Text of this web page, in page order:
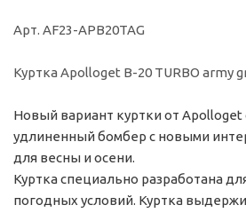
Арт. AF23-APB20TAG
Куртка Apolloget B-20 TURBO army
Новый вариант куртки от
удлиненный бомбер с новыми
для весны и осени.
Куртка специально разработана
погодных условий. Куртка